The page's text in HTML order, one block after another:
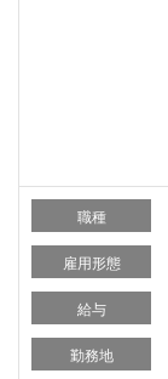
職種
雇用形態
給与
勤務地